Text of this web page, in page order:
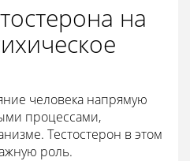
на
человека напрямую
процессами,
Тестостерон в этом
роль.